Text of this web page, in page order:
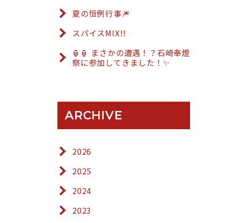
夏の恒例行事🎆
スパイスMIX!!
🏮🏮 まさかの遭遇！？石崎奉燈
祭に参加してきました！✨
ARCHIVE
2026
2025
2024
2023